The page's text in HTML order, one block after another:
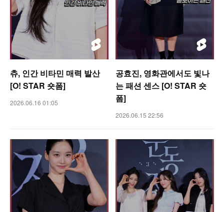
츄, 인간 비타민 매력 발산
[O! STAR 숏폼]
2026.06.16 01:05
공효진, 영화관에서도 빛나
는 패션 센스 [O! STAR 숏
폼]
2026.06.15 22:56